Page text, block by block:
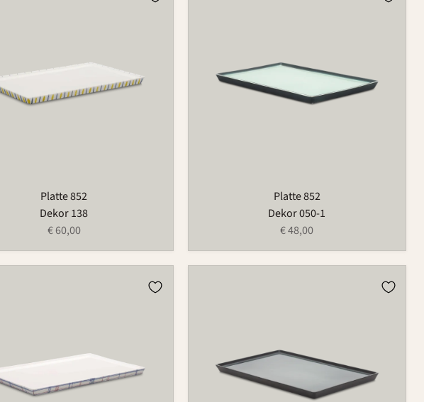
Platte 852
Dekor 138
€ 60,00
Platte 852
Dekor 050-1
€ 48,00